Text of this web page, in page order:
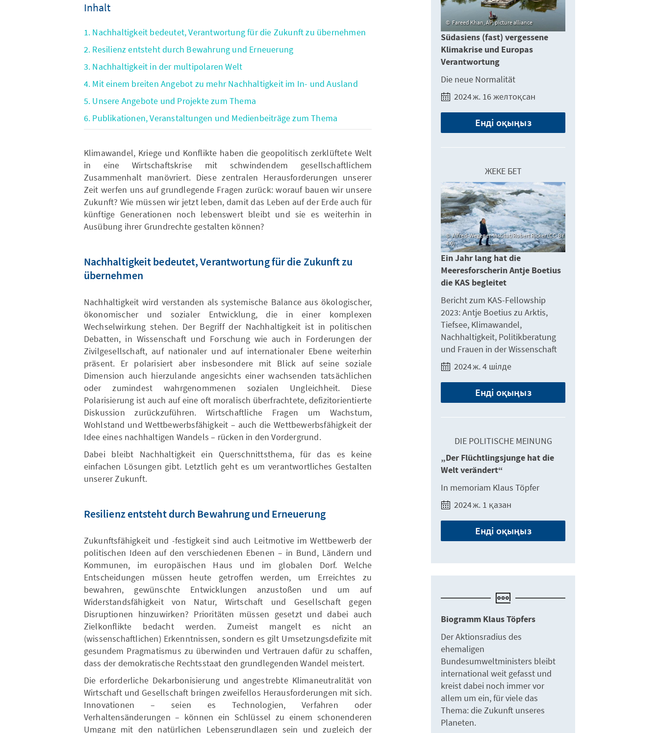
Inhalt
1. Nachhaltigkeit bedeutet, Verantwortung für die Zukunft zu übernehmen
2. Resilienz entsteht durch Bewahrung und Erneuerung
3. Nachhaltigkeit in der multipolaren Welt
4. Mit einem breiten Angebot zu mehr Nachhaltigkeit im In- und Ausland
5. Unsere Angebote und Projekte zum Thema
6. Publikationen, Veranstaltungen und Medienbeiträge zum Thema
Klimawandel, Kriege und Konflikte haben die geopolitisch zerklüftete Welt
in eine Wirtschaftskrise mit schwindendem gesellschaftlichem
Zusammenhalt manövriert. Diese zentralen Herausforderungen unserer
Zeit werfen uns auf grundlegende Fragen zurück: worauf bauen wir unsere
Zukunft? Wie müssen wir jetzt leben, damit das Leben auf der Erde auch für
künftige Generationen noch lebenswert bleibt und sie es weiterhin in
Ausübung ihrer Grundrechte gestalten können?
Nachhaltigkeit bedeutet, Verantwortung für die Zukunft zu
übernehmen
Nachhaltigkeit wird verstanden als systemische Balance aus ökologischer,
ökonomischer und sozialer Entwicklung, die in einer komplexen
Wechselwirkung stehen. Der Begriff der Nachhaltigkeit ist in politischen
Debatten, in Wissenschaft und Forschung wie auch in Forderungen der
Zivilgesellschaft, auf nationaler und auf internationaler Ebene weiterhin
präsent. Er polarisiert aber insbesondere mit Blick auf seine soziale
Dimension auch hierzulande angesichts einer wachsenden tatsächlichen
oder zumindest wahrgenommenen sozialen Ungleichheit. Diese
Polarisierung ist auch auf eine oft moralisch überfrachtete, defizitorientierte
Diskussion zurückzuführen. Wirtschaftliche Fragen um Wachstum,
Wohlstand und Wettbewerbsfähigkeit – auch die Wettbewerbsfähigkeit der
Idee eines nachhaltigen Wandels – rücken in den Vordergrund.
Dabei bleibt Nachhaltigkeit ein Querschnittsthema, für das es keine
einfachen Lösungen gibt. Letztlich geht es um verantwortliches Gestalten
unserer Zukunft.
Resilienz entsteht durch Bewahrung und Erneuerung
Zukunftsfähigkeit und -festigkeit sind auch Leitmotive im Wettbewerb der
politischen Ideen auf den verschiedenen Ebenen – in Bund, Ländern und
Kommunen, im europäischen Haus und im globalen Dorf. Welche
Entscheidungen müssen heute getroffen werden, um Erreichtes zu
bewahren, gewünschte Entwicklungen anzustoßen und um auf
Widerstandsfähigkeit von Natur, Wirtschaft und Gesellschaft gegen
Disruptionen hinzuwirken? Prioritäten müssen gesetzt und dabei auch
Zielkonflikte bedacht werden. Zumeist mangelt es nicht an
(wissenschaftlichen) Erkenntnissen, sondern es gilt Umsetzungsdefizite mit
gesundem Pragmatismus zu überwinden und Vertrauen dafür zu schaffen,
dass der demokratische Rechtsstaat den grundlegenden Wandel meistert.
Die erforderliche Dekarbonisierung und angestrebte Klimaneutralität von
Wirtschaft und Gesellschaft bringen zweifellos Herausforderungen mit sich.
Innovationen – seien es Technologien, Verfahren oder
Verhaltensänderungen – können ein Schlüssel zu einem schonenderen
Umgang mit den natürlichen Lebensgrundlagen sein und zugleich der
Fareed Khan, AP, picture alliance
Südasiens (fast) vergessene
Klimakrise und Europas
Verantwortung
Die neue Normalität
2024 ж. 16 желтоқсан
Енді оқыңыз
ЖЕКЕ БЕТ
Alfred-Wegener-Institut/Robert Ricker (CC-BY
4.0)
Ein Jahr lang hat die
Meeresforscherin Antje Boetius
die KAS begleitet
Bericht zum KAS-Fellowship
2023: Antje Boetius zu Arktis,
Tiefsee, Klimawandel,
Nachhaltigkeit, Politikberatung
und Frauen in der Wissenschaft
2024 ж. 4 шілде
Енді оқыңыз
DIE POLITISCHE MEINUNG
„Der Flüchtlingsjunge hat die
Welt verändert“
In memoriam Klaus Töpfer
2024 ж. 1 қазан
Енді оқыңыз
Biogramm Klaus Töpfers
Der Aktionsradius des
ehemaligen
Bundesumweltministers bleibt
international weit gefasst und
kreist dabei noch immer vor
allem um ein, für viele das
Thema: die Zukunft unseres
Planeten.